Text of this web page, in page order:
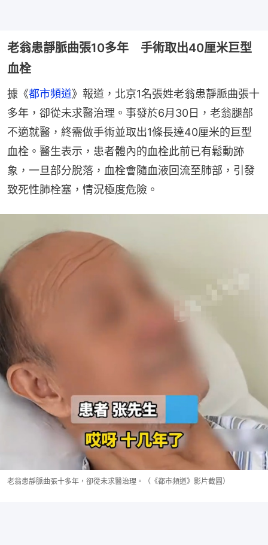
老翁患靜脈曲張10多年 手術取出40厘米巨型
血栓
據《都市頻道》報道，北京1名張姓老翁患靜脈曲張十
多年，卻從未求醫治理。事發於6月30日，老翁腿部
不適就醫，終需做手術並取出1條長達40厘米的巨型
血栓。醫生表示，患者體內的血栓此前已有鬆動跡
象，一旦部分脫落，血栓會隨血液回流至肺部，引發
致死性肺栓塞，情況極度危險。
老翁患靜脈曲張十多年，卻從未求醫治理。（《都市頻道》影片截圖）